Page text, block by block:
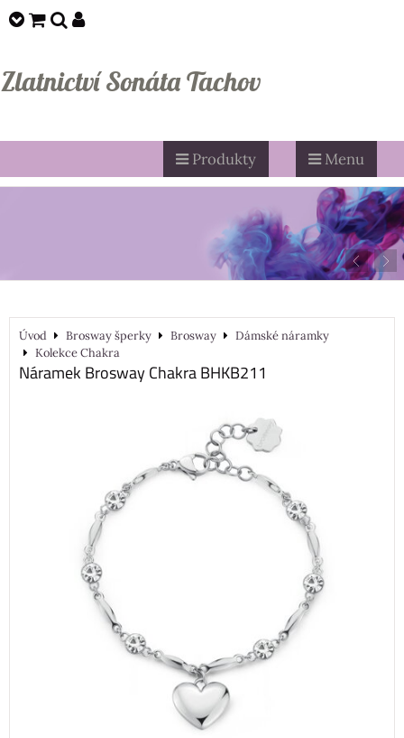
Zlatnictví Sonáta Tachov
Produkty Menu
Úvod Brosway šperky Brosway
Dámské náramky
Kolekce Chakra
Náramek Brosway Chakra BHKB211